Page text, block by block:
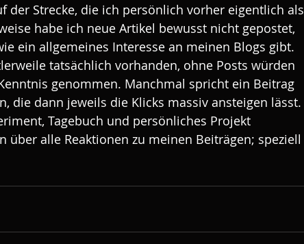
der Strecke, die ich persönlich vorher eigentlich als
habe ich neue Artikel bewusst nicht gepostet,
ein allgemeines Interesse an meinen Blogs gibt.
tatsächlich vorhanden, ohne Posts würden
genommen. Manchmal spricht ein Beitrag
die dann jeweils die Klicks massiv ansteigen lässt.
Tagebuch und persönliches Projekt
alle Reaktionen zu meinen Beiträgen; speziell